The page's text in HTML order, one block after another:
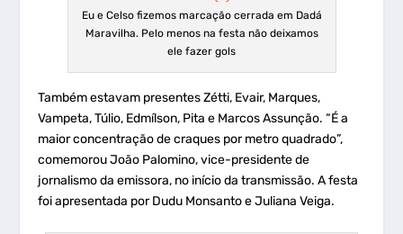
Eu e Celso fizemos marcação cerrada em Dadá
Maravilha. Pelo menos na festa não deixamos
ele fazer gols
Também estavam presentes Zétti, Evair, Marques,
Vampeta, Túlio, Edmílson, Pita e Marcos Assunção. “É a
maior concentração de craques por metro quadrado”,
comemorou João Palomino, vice-presidente de
jornalismo da emissora, no início da transmissão. A festa
foi apresentada por Dudu Monsanto e Juliana Veiga.